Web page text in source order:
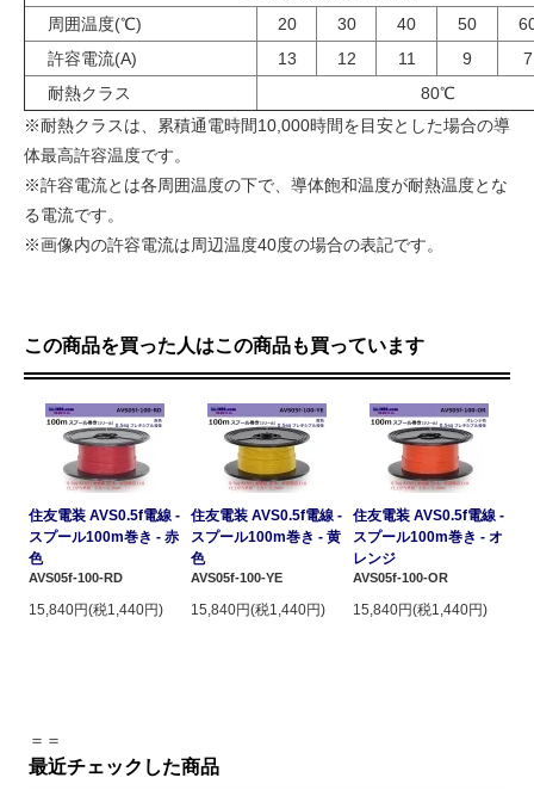
周囲温度(℃)
20 30 40 50
許容電流(A)
13 12 11 9
7
耐熱クラス
80℃
※耐熱クラスは、累積通電時間10,000時間を目安とした場合の導
体最高許容温度です。
※許容電流とは各周囲温度の下で、導体飽和温度が耐熱温度とな
る電流です。
※画像内の許容電流は周辺温度40度の場合の表記です。
この商品を買った人はこの商品も買っています
住友電装 AVS0.5f電線 -
スプール100m巻き - 赤
色
AVS05f-100-RD
15,840円(税1,440円)
住友電装 AVS0.5f電線 -
スプール100m巻き - 黄
色
AVS05f-100-YE
15,840円(税1,440円)
住友電装 AVS0.5f電線 -
スプール100m巻き - オ
レンジ
AVS05f-100-OR
15,840円(税1,440円)
＝＝
最近チェックした商品